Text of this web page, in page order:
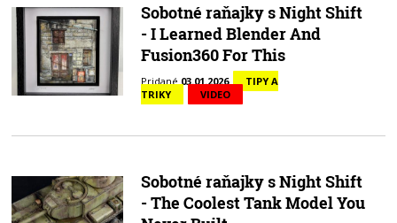
Sobotné raňajky s Night Shift
- I Learned Blender And
Fusion360 For This
Pridané03.01.2026
TIPY A
TRIKY
VIDEO
Sobotné raňajky s Night Shift
- The Coolest Tank Model You